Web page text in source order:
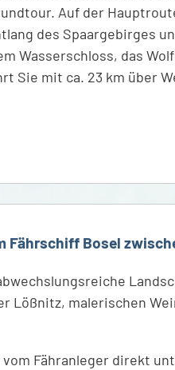
Auf der
des Spaargebirges
Wasserschloss, das
Sie mit ca. 23 km über
Fährschiff Bosel
Lößnitz, malerischen
Fähranleger direkt